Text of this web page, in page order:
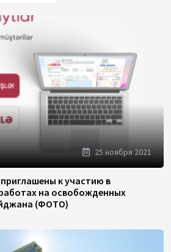
25 ноября 2021
к участию в
на освобожденных
(ФОТО)